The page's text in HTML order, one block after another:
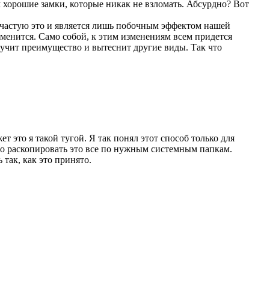
хорошие замки, которые никак не взломать. Абсурдно? Вот
это и является лишь побочным эффектом нашей
Само собой, к этим изменениям всем придется
преимущество и вытеснит другие виды. Так что
я такой тугой. Я так понял этот способ только для
раскопировать это все по нужным системным папкам.
как это принято.